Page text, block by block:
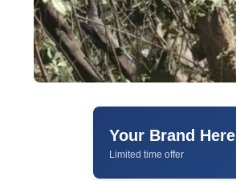
Your Brand Here
Limited time offer